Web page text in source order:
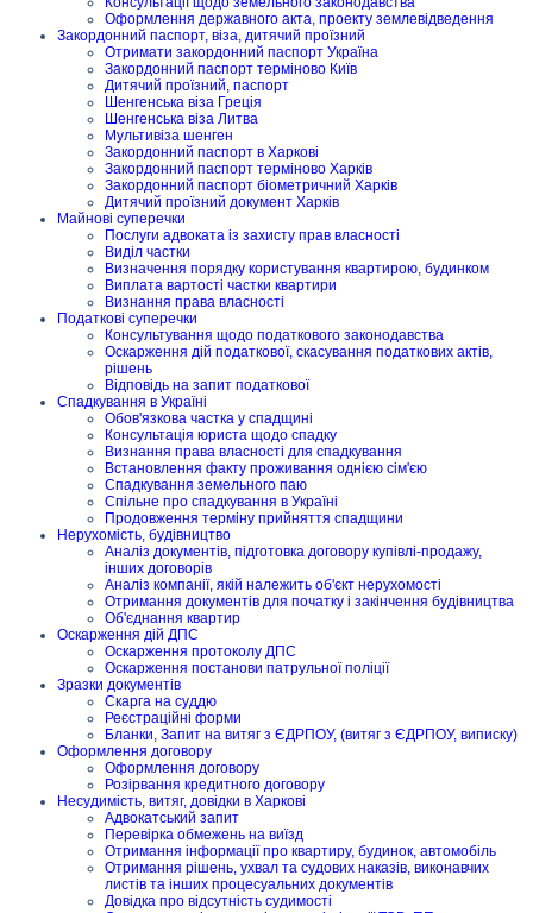
Оформлення державного акта, проекту землевідведення
Закордонний паспорт, віза, дитячий проїзний
Отримати закордонний паспорт Україна
Закордонний паспорт терміново Київ
Дитячий проїзний, паспорт
Шенгенська віза Греція
Шенгенська віза Литва
Мультивіза шенген
Закордонний паспорт в Харкові
Закордонний паспорт терміново Харків
Закордонний паспорт біометричний Харків
Дитячий проїзний документ Харків
Майнові суперечки
Послуги адвоката із захисту прав власності
Виділ частки
Визначення порядку користування квартирою, будинком
Виплата вартості частки квартири
Визнання права власності
Податкові суперечки
Консультування щодо податкового законодавства
Оскарження дій податкової, скасування податкових актів,
рішень
Відповідь на запит податкової
Спадкування в Україні
Обов'язкова частка у спадщині
Консультація юриста щодо спадку
Визнання права власності для спадкування
Встановлення факту проживання однією сім'єю
Спадкування земельного паю
Спільне про спадкування в Україні
Продовження терміну прийняття спадщини
Нерухомість, будівництво
Аналіз документів, підготовка договору купівлі-продажу,
інших договорів
Аналіз компанії, якій належить об'єкт нерухомості
Отримання документів для початку і закінчення будівництва
Об'єднання квартир
Оскарження дій ДПС
Оскарження протоколу ДПС
Оскарження постанови патрульної поліції
Зразки документів
Скарга на суддю
Реєстраційні форми
Бланки, Запит на витяг з ЄДРПОУ, (витяг з ЄДРПОУ, виписку)
Оформлення договору
Оформлення договору
Розірвання кредитного договору
Несудимість, витяг, довідки в Харкові
Адвокатський запит
Перевірка обмежень на виїзд
Отримання інформації про квартиру, будинок, автомобіль
Отримання рішень, ухвал та судових наказів, виконавчих
листів та інших процесуальних документів
Довідка про відсутність судимості